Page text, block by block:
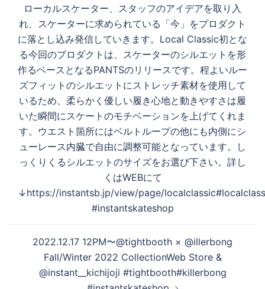
ー
シ
ョ
ン
ローカルスケーター、スタッフのアイデアを取り入
れ、スケーターに求められている「今」をプロダクト
に落とし込み発信していきます。Local Classic初とな
る今回のプロダクトは、スケーターのシルエットを形
作るベースとなるPANTSのリリースです。程よいルー
ズフィットのシルエットにストレッチ素材を使用して
いるため、柔らかく優しい履き心地と動きやすさは履
いた瞬間にスケートのモチベーションを上げてくれま
す。ウエスト箇所にはベルトループの他にも内側にシ
ューレース内臓で自由に調整可能となっています。し
っくりくるシルエットのサイズをお選び下さい。詳し
くはWEBにて
↓https://instantsb.jp/view/page/
#instantskateshop
2022.12.17 12PM〜@tightbooth × @illerbong
Fall/Winter 2022 CollectionWeb Store &
@instant__kichijoji #tightbooth#killerbong